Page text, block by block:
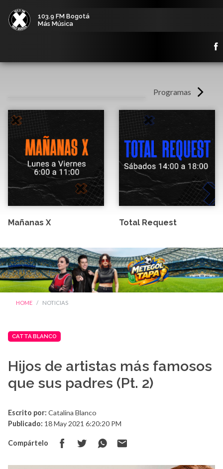
103.9 FM Bogotá
Más Música
Programas
Mañanas X Total Request
HOME NOTICIAS
CATTA BLANCO
Hijos de artistas más famosos
que sus padres (Pt. 2)
Escrito por: Catalina Blanco
Publicado: 18 May 2021 6:20:20 PM
Compártelo